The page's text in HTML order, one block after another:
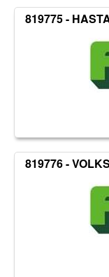
819775 -
819776 -